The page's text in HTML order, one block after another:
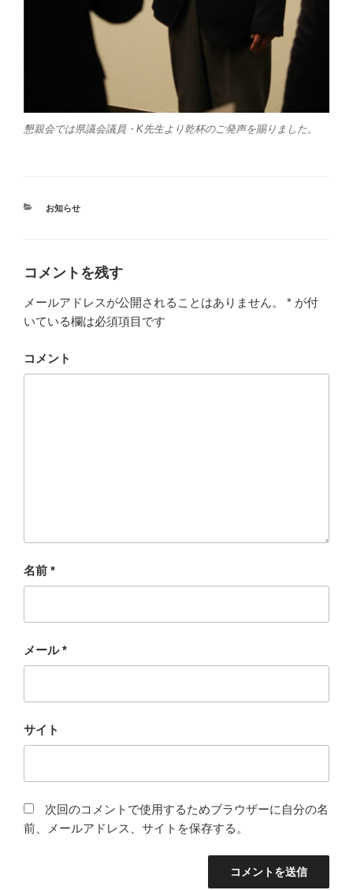
懇親会では県議会議員・K先生より乾杯のご発声を賜りました。
カ
ー
お知らせ
コメントを残す
メールアドレスが公開されることはありません。 * が付
いている欄は必須項目です
コメント
名前 *
メール*
サイト
次回のコメントで使用するためブラウザーに自分の名
前、メールアドレス、サイトを保存する。